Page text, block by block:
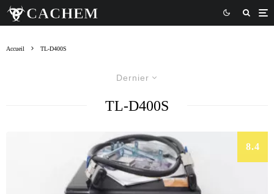
Accueil TL-D400S
Dernier
TL-D400S
8.4